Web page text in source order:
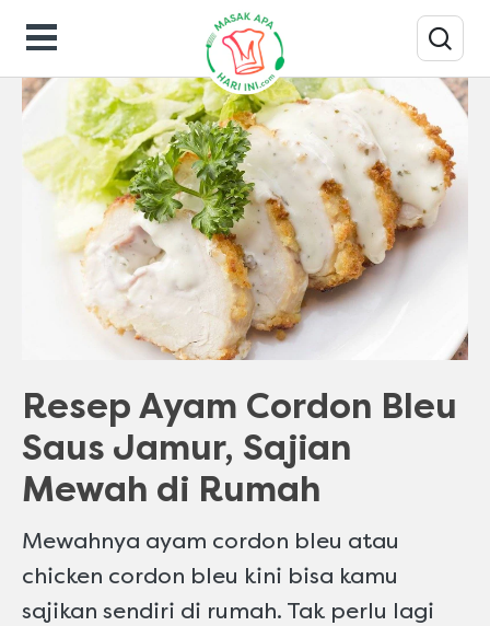
Resep Masakan
Resep Ayam Cordon Bleu
Saus Jamur, Sajian
Mewah di Rumah
Mewahnya ayam cordon bleu atau
chicken cordon bleu kini bisa kamu
sajikan sendiri di rumah. Tak perlu lagi